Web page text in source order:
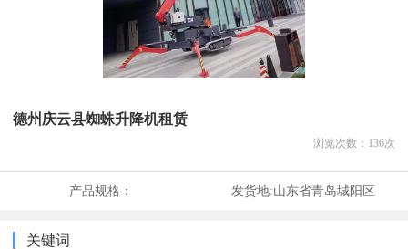
德州庆云县蜘蛛升降机租赁
浏览次数： 136次
产品规格： 发货地:山东省青岛城阳区
关键词